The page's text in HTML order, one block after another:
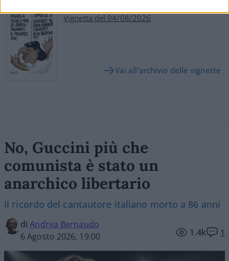
Vignetta del 04/08/2026
Vai all'archivio delle vignette
No, Guccini più che
comunista è stato un
anarchico libertario
Il ricordo del cantautore italiano morto a 86 anni
diAndrea Bernaudo
6 Agosto 2026, 19:00
1.4k 1